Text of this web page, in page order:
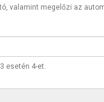
valamint megelőzi az
esetén 4-et.